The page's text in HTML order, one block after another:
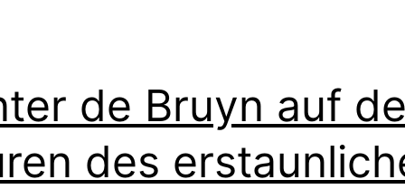
de Bruyn auf
des